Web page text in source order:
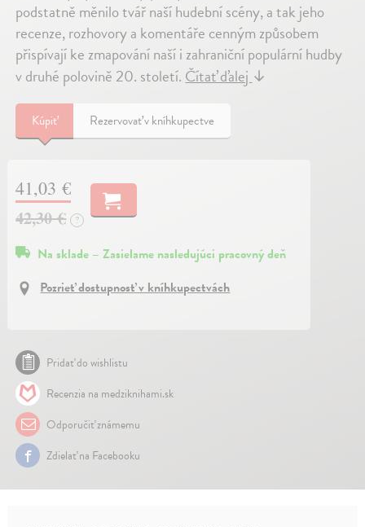
podstatně měnilo tvář naší hudební scény, a tak jeho
recenze, rozhovory a komentáře cenným způsobem
přispívají ke zmapování naší i zahraniční populární hudby
v druhé polovině 20. století.Čítať ďalej↓
Kúpiť Rezervovať v kníhkupectve
41,03 €
42,30 €
?
Na sklade – Zasielame nasledujúci pracovný deň
Pozrieť dostupnosť v kníhkupectvách
Pridať do wishlistu
Recenzia na medziknihami.sk
Odporučiť známemu
Zdielať na Facebooku